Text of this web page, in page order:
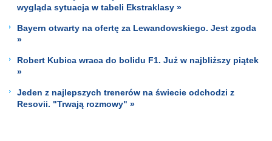
wygląda sytuacja w tabeli Ekstraklasy »
Bayern otwarty na ofertę za Lewandowskiego. Jest zgoda
»
Robert Kubica wraca do bolidu F1. Już w najbliższy piątek
»
Jeden z najlepszych trenerów na świecie odchodzi z
Resovii. "Trwają rozmowy" »